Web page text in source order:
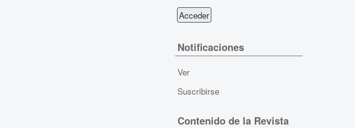
Notificaciones
Ver
Suscribirse
Contenido de la Revista